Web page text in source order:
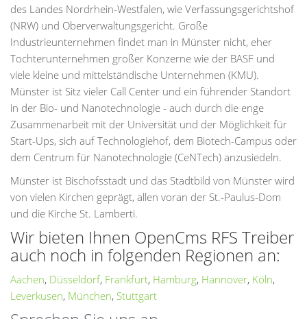
des Landes Nordrhein-Westfalen, wie Verfassungsgerichtshof
(NRW) und Oberverwaltungsgericht. Große
Industrieunternehmen findet man in Münster nicht, eher
Tochterunternehmen großer Konzerne wie der BASF und
viele kleine und mittelständische Unternehmen (KMU).
Münster ist Sitz vieler Call Center und ein führender Standort
in der Bio- und Nanotechnologie - auch durch die enge
Zusammenarbeit mit der Universität und der Möglichkeit für
Start-Ups, sich auf Technologiehof, dem Biotech-Campus oder
dem Centrum für Nanotechnologie (CeNTech) anzusiedeln.
Münster ist Bischofsstadt und das Stadtbild von Münster wird
von vielen Kirchen geprägt, allen voran der St.-Paulus-Dom
und die Kirche St. Lamberti.
Wir bieten Ihnen OpenCms RFS Treiber
auch noch in folgenden Regionen an:
Aachen, Düsseldorf, Frankfurt, Hamburg, Hannover, Köln,
Leverkusen, München, Stuttgart